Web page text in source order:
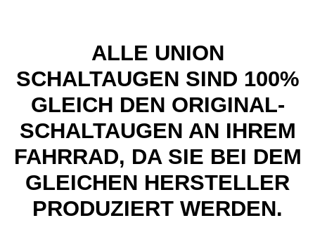
ALLE UNION
SCHALTAUGEN SIND 100%
GLEICH DEN ORIGINAL-
SCHALTAUGEN AN IHREM
FAHRRAD, DA SIE BEI DEM
GLEICHEN HERSTELLER
PRODUZIERT WERDEN.